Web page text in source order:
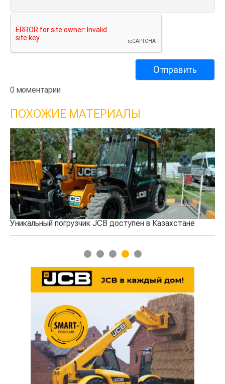
0 моментарии
ПОХОЖИЕ МАТЕРИАЛЫ
доступен в Казахстане ACROS 550: оптимальное
1 2 3 4 5